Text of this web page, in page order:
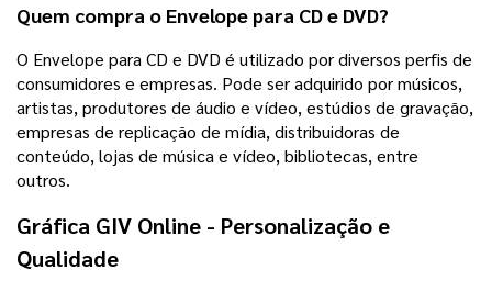
Quem compra o Envelope para CD e DVD?
O Envelope para CD e DVD é utilizado por diversos perfis de
consumidores e empresas. Pode ser adquirido por músicos,
artistas, produtores de áudio e vídeo, estúdios de gravação,
empresas de replicação de mídia, distribuidoras de
conteúdo, lojas de música e vídeo, bibliotecas, entre
outros.
Gráfica GIV Online - Personalização e
Qualidade